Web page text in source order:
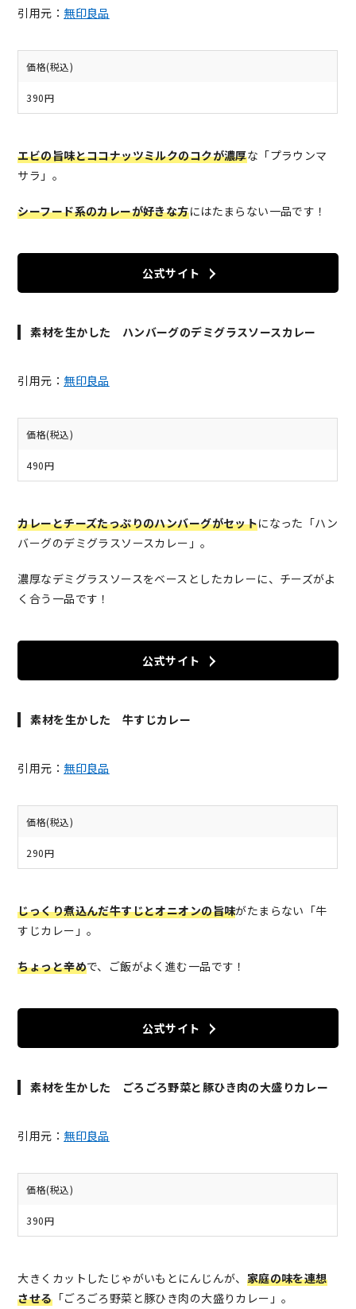
引用元： 無印良品
価格(税込)
390円
エビの旨味とココナッツミルクのコクが濃厚な「プラウンマ
サラ」。
シーフード系のカレーが好きな方にはたまらない一品です！
公式サイト
素材を生かした ハンバーグのデミグラスソースカレー
引用元： 無印良品
価格(税込)
490円
カレーとチーズたっぷりのハンバーグがセットになった「ハン
バーグのデミグラスソースカレー」。
濃厚なデミグラスソースをベースとしたカレーに、チーズがよ
く合う一品です！
公式サイト
素材を生かした 牛すじカレー
引用元： 無印良品
価格(税込)
290円
じっくり煮込んだ牛すじとオニオンの旨味がたまらない「牛
すじカレー」。
ちょっと辛めで、ご飯がよく進む一品です！
公式サイト
素材を生かした ごろごろ野菜と豚ひき肉の大盛りカレー
引用元： 無印良品
価格(税込)
390円
大きくカットしたじゃがいもとにんじんが、 家庭の味を連想
させる「ごろごろ野菜と豚ひき肉の大盛りカレー」。